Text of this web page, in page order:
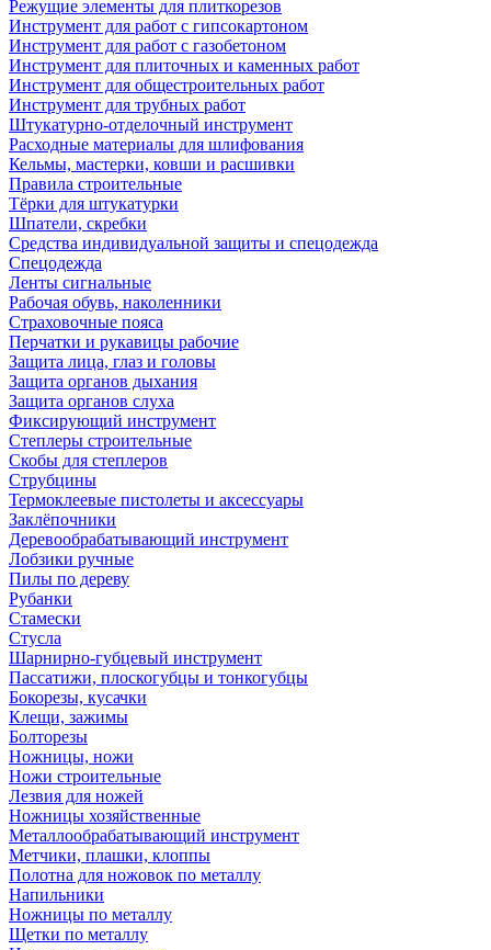
Режущие элементы для плиткорезов
Инструмент для работ с гипсокартоном
Инструмент для работ с газобетоном
Инструмент для плиточных и каменных работ
Инструмент для общестроительных работ
Инструмент для трубных работ
Штукатурно-отделочный инструмент
Расходные материалы для шлифования
Кельмы, мастерки, ковши и расшивки
Правила строительные
Тёрки для штукатурки
Шпатели, скребки
Средства индивидуальной защиты и спецодежда
Спецодежда
Ленты сигнальные
Рабочая обувь, наколенники
Страховочные пояса
Перчатки и рукавицы рабочие
Защита лица, глаз и головы
Защита органов дыхания
Защита органов слуха
Фиксирующий инструмент
Степлеры строительные
Скобы для степлеров
Струбцины
Термоклеевые пистолеты и аксессуары
Заклёпочники
Деревообрабатывающий инструмент
Лобзики ручные
Пилы по дереву
Рубанки
Стамески
Стусла
Шарнирно-губцевый инструмент
Пассатижи, плоскогубцы и тонкогубцы
Бокорезы, кусачки
Клещи, зажимы
Болторезы
Ножницы, ножи
Ножи строительные
Лезвия для ножей
Ножницы хозяйственные
Металлообрабатывающий инструмент
Метчики, плашки, клоппы
Полотна для ножовок по металлу
Напильники
Ножницы по металлу
Щетки по металлу